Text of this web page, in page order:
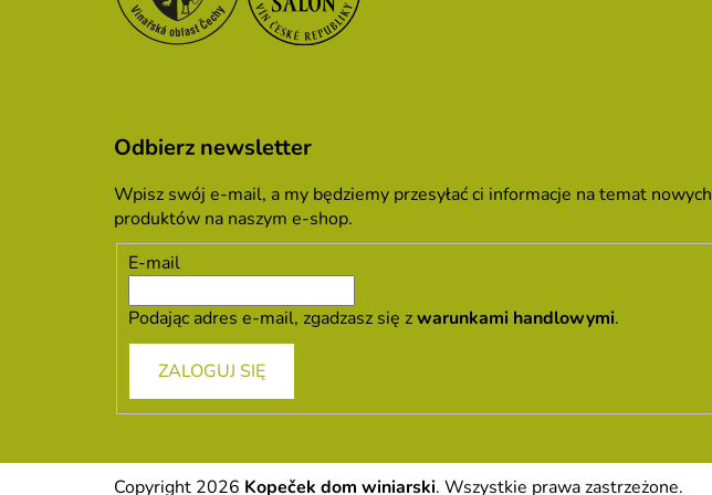
Odbierz newsletter
Wpisz swój e-mail, a my będziemy przesyłać ci informacje na temat nowych
produktów na naszym e-shop.
E-mail
Podając adres e-mail, zgadzasz się zwarunkami handlowymi.
ZALOGUJ SIĘ
Copyright 2026 Kopeček dom winiarski. Wszystkie prawa zastrzeżone.